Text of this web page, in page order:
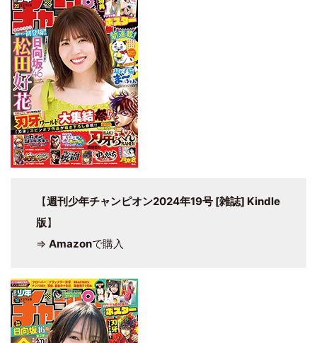
【週刊少年チャンピオン2024年19号 [雑誌] Kindle
版】
⇒ Amazonで購入